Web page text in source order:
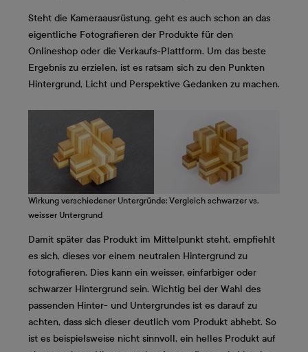
Steht die Kameraausrüstung, geht es auch schon an das
eigentliche Fotografieren der Produkte für den
Onlineshop oder die Verkaufs-Plattform. Um das beste
Ergebnis zu erzielen, ist es ratsam sich zu den Punkten
Hintergrund, Licht und Perspektive Gedanken zu machen.
Wirkung verschiedener Untergründe: Vergleich schwarzer vs.
weisser Untergrund
Damit später das Produkt im Mittelpunkt steht, empfiehlt
es sich, dieses vor einem neutralen Hintergrund zu
fotografieren. Dies kann ein weisser, einfarbiger oder
schwarzer Hintergrund sein. Wichtig bei der Wahl des
passenden Hinter- und Untergrundes ist es darauf zu
achten, dass sich dieser deutlich vom Produkt abhebt. So
ist es beispielsweise nicht sinnvoll, ein helles Produkt auf